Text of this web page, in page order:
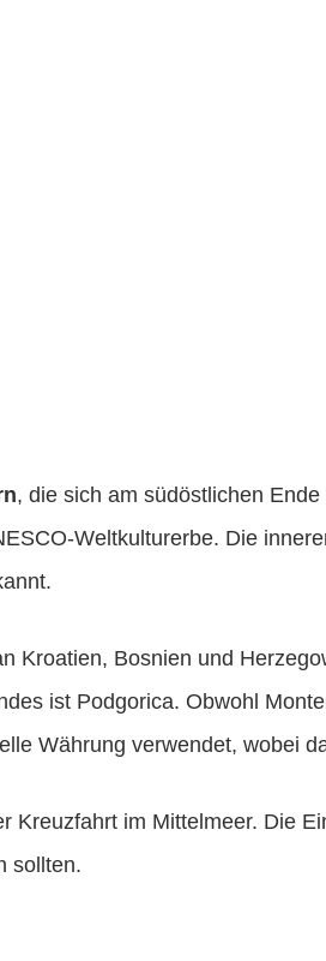
, die sich am südöstlichen Ende
Weltkulturerbe. Die
Kroatien, Bosnien und
ist Podgorica. Obwohl
Währung verwendet, wobei
im Mittelmeer. Die
sollten.